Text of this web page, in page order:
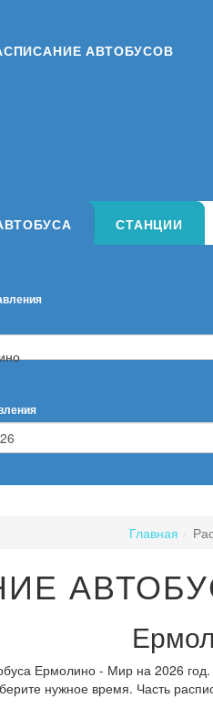
АВТОБУСОВ
СТАНЦИИ
Главная
Ермолино - Мир на 2026
нужное время. Часть